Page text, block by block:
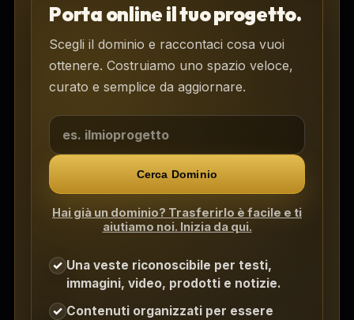
Porta online il tuo progetto.
Scegli il dominio e raccontaci cosa vuoi
ottenere. Costruiamo uno spazio veloce,
curato e semplice da aggiornare.
Cerca Dominio
Hai già un dominio? Trasferirlo è facile e ti
aiutiamo noi. Inizia da qui.
✓ Una veste riconoscibile per testi,
immagini, video, prodotti e notizie.
✓ Contenuti organizzati per essere